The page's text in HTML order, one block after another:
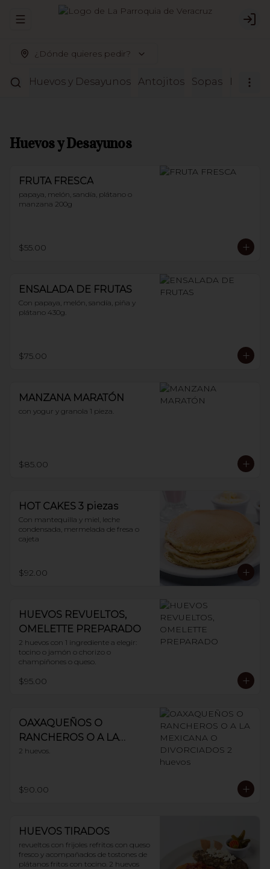
Abrir menu de navegación
¿Dónde quieres pedir?
Huevos y Desayunos Antojitos Sopas
Huevos y Desayunos
FRUTA FRESCA
papaya, melón, sandía, plátano o
manzana 200g
$55.00
ENSALADA DE FRUTAS
Con papaya, melón, sandía, piña y
plátano 430g.
$75.00
MANZANA MARATÓN
con yogur y granola 1 pieza.
$85.00
HOT CAKES 3 piezas
Con mantequilla y miel, leche
condensada, mermelada de fresa o
cajeta
$92.00
HUEVOS REVUELTOS,
OMELETTE PREPARADO
2 huevos con 1 ingrediente a elegir:
tocino o jamón o chorizo o
champiñones o queso.
$95.00
OAXAQUEÑOS O
RANCHEROS O A LA
MEXICANA O
2 huevos.
$90.00
HUEVOS TIRADOS
revueltos con frijoles refritos con queso
fresco y acompañados de tostones de
plátanos fritos con tocino. 2 huevos